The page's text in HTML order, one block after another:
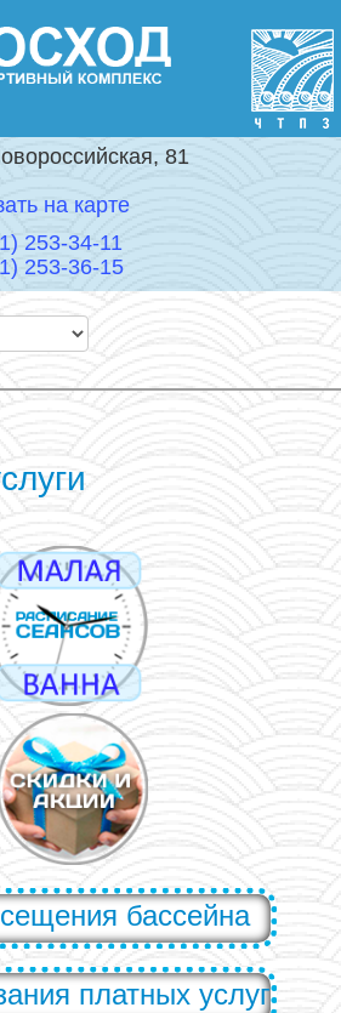
81
на карте
253-34-11
253-36-15
бассейна
платных услуг